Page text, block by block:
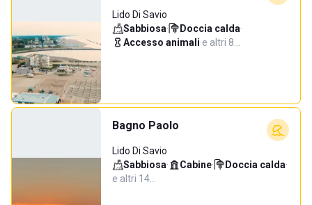
Lido Di Savio
Sabbiosa· Doccia calda·
Accesso animali·e altri 8…
Bagno Paolo
Lido Di Savio
Sabbiosa· Cabine· Doccia calda·
e altri 14…